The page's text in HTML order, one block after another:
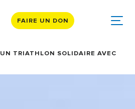
FAIRE UN DON
UN TRIATHLON SOLIDAIRE AVEC